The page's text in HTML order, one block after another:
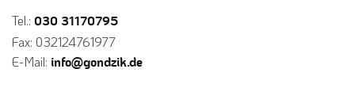
Tel.: 030 31170795
Fax: 032124761977
E-Mail: info@gondzik.de